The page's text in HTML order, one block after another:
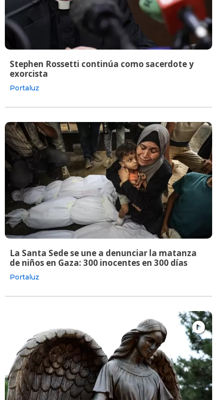
Stephen Rossetti continúa como sacerdote y
exorcista
Portaluz
La Santa Sede se une a denunciar la matanza
de niños en Gaza: 300 inocentes en 300 días
Portaluz